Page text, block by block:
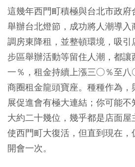
這幾年西門町積極與台北市政
舉辦台北燈節，成功將人潮導
調房東降租，並整頓環境，吸
步區舉辦活動等留住人潮，都讓
一％，租金持續上漲三○％至
商圈租金龍頭寶座。種種作為
展促進會有極大連結；你可能
大約二十幾位，幾乎都是店面屋
使西門町大復活，但直到現在，
開會一次。